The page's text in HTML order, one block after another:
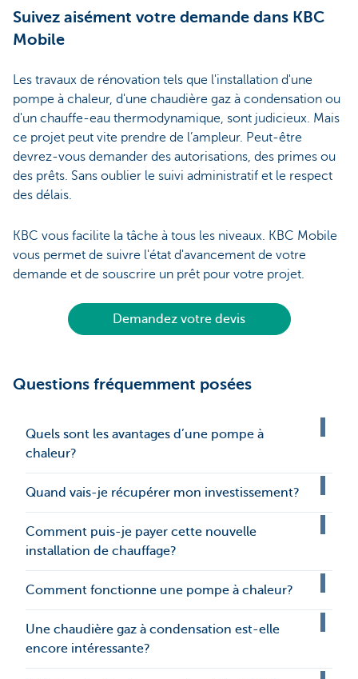
Suivez aisément votre demande dans KBC
Mobile
Les travaux de rénovation tels que l'installation d'une
pompe à chaleur, d'une chaudière gaz à condensation ou
d'un chauffe-eau thermodynamique, sont judicieux. Mais
ce projet peut vite prendre de l’ampleur. Peut-être
devrez-vous demander des autorisations, des primes ou
des prêts. Sans oublier le suivi administratif et le respect
des délais.
KBC vous facilite la tâche à tous les niveaux. KBC Mobile
vous permet de suivre l'état d'avancement de votre
demande et de souscrire un prêt pour votre projet.
Demandez votre devis
Questions fréquemment posées
Quels sont les avantages d’une pompe à
chaleur?
Quand vais-je récupérer mon investissement?
Comment puis-je payer cette nouvelle
installation de chauffage?
Comment fonctionne une pompe à chaleur?
Une chaudière gaz à condensation est-elle
encore intéressante?